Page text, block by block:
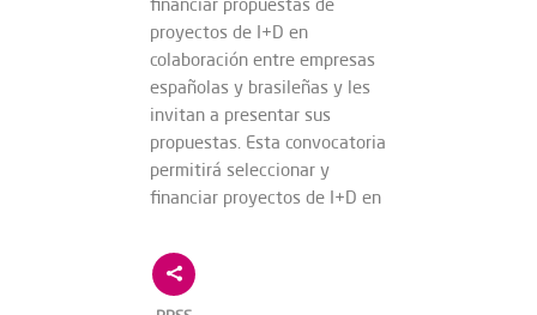
financiar propuestas de
proyectos de I+D en
colaboración entre empresas
españolas y brasileñas y les
invitan a presentar sus
propuestas. Esta convocatoria
permitirá seleccionar y
financiar proyectos de I+D en